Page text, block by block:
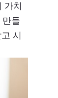
가치
만들
시